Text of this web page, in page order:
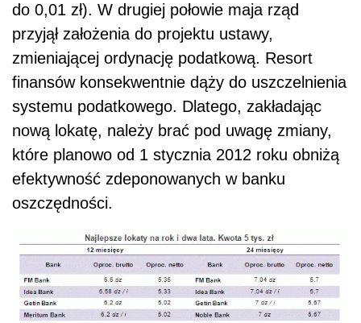
do 0,01 zł). W drugiej połowie maja rząd
przyjął założenia do projektu ustawy,
zmieniającej ordynację podatkową. Resort
finansów konsekwentnie dąży do uszczelnienia
systemu podatkowego. Dlatego, zakładając
nową lokatę, należy brać pod uwagę zmiany,
które planowo od 1 stycznia 2012 roku obniżą
efektywność zdeponowanych w banku
oszczędności.